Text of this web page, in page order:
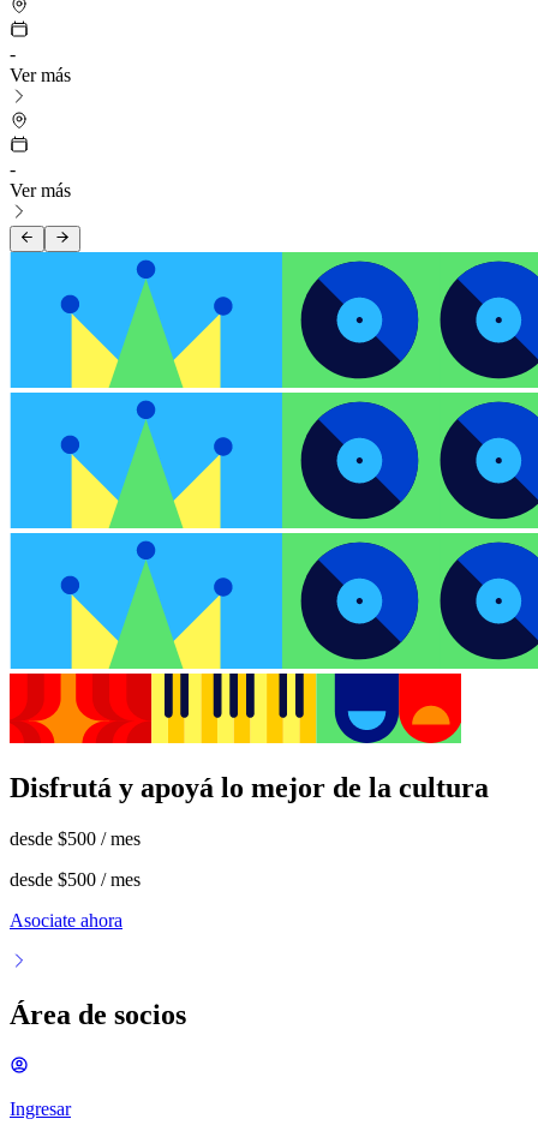
-
Ver más
-
Ver más
Disfrutá y apoyá lo mejor de la cultura
desde $500 / mes
desde $500 / mes
Asociate ahora
Área de socios
Ingresar